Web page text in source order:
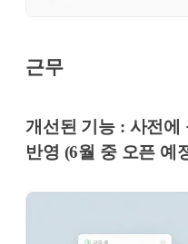
근무
개선된 기능 : 사전에
반영 (6월 중 오픈 예